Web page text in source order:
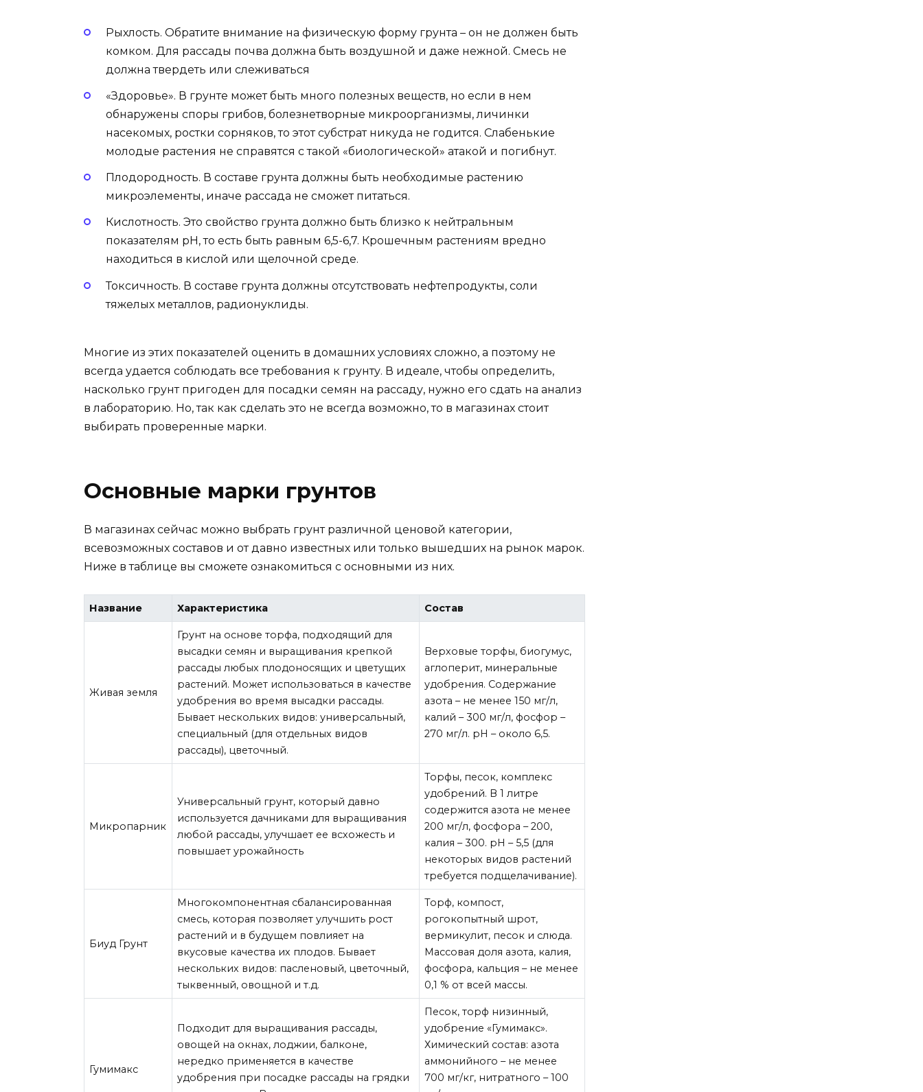
Рыхлость. Обратите внимание на физическую форму грунта – он не должен быть
комком. Для рассады почва должна быть воздушной и даже нежной. Смесь не
должна твердеть или слеживаться
«Здоровье». В грунте может быть много полезных веществ, но если в нем
обнаружены споры грибов, болезнетворные микроорганизмы, личинки
насекомых, ростки сорняков, то этот субстрат никуда не годится. Слабенькие
молодые растения не справятся с такой «биологической» атакой и погибнут.
Плодородность. В составе грунта должны быть необходимые растению
микроэлементы, иначе рассада не сможет питаться.
Кислотность. Это свойство грунта должно быть близко к нейтральным
показателям рН, то есть быть равным 6,5-6,7. Крошечным растениям вредно
находиться в кислой или щелочной среде.
Токсичность. В составе грунта должны отсутствовать нефтепродукты, соли
тяжелых металлов, радионуклиды.
Многие из этих показателей оценить в домашних условиях сложно, а поэтому не
всегда удается соблюдать все требования к грунту. В идеале, чтобы определить,
насколько грунт пригоден для посадки семян на рассаду, нужно его сдать на анализ
в лабораторию. Но, так как сделать это не всегда возможно, то в магазинах стоит
выбирать проверенные марки.
Основные марки грунтов
В магазинах сейчас можно выбрать грунт различной ценовой категории,
всевозможных составов и от давно известных или только вышедших на рынок марок.
Ниже в таблице вы сможете ознакомиться с основными из них.
Название Характеристика Состав
Живая земля
Грунт на основе торфа, подходящий для
высадки семян и выращивания крепкой
рассады любых плодоносящих и цветущих
растений. Может использоваться в качестве
удобрения во время высадки рассады.
Бывает нескольких видов: универсальный,
специальный (для отдельных видов
рассады), цветочный.
Верховые торфы, биогумус,
аглоперит, минеральные
удобрения. Содержание
азота – не менее 150 мг/л,
калий – 300 мг/л, фосфор –
270 мг/л. рН – около 6,5.
Микропарник
Универсальный грунт, который давно
используется дачниками для выращивания
любой рассады, улучшает ее всхожесть и
повышает урожайность
Торфы, песок, комплекс
удобрений. В 1 литре
содержится азота не менее
200 мг/л, фосфора – 200,
калия – 300. рН – 5,5 (для
некоторых видов растений
требуется подщелачивание).
Биуд Грунт
Многокомпонентная сбалансированная
смесь, которая позволяет улучшить рост
растений и в будущем повлияет на
вкусовые качества их плодов. Бывает
нескольких видов: пасленовый, цветочный,
тыквенный, овощной и т.д.
Торф, компост,
рогокопытный шрот,
вермикулит, песок и слюда.
Массовая доля азота, калия,
фосфора, кальция – не менее
0,1 % от всей массы.
Гумимакс
Подходит для выращивания рассады,
овощей на окнах, лоджии, балконе,
нередко применяется в качестве
удобрения при посадке рассады на грядки
Песок, торф низинный,
удобрение «Гумимакс».
Химический состав: азота
аммонийного – не менее
700 мг/кг, нитратного – 100